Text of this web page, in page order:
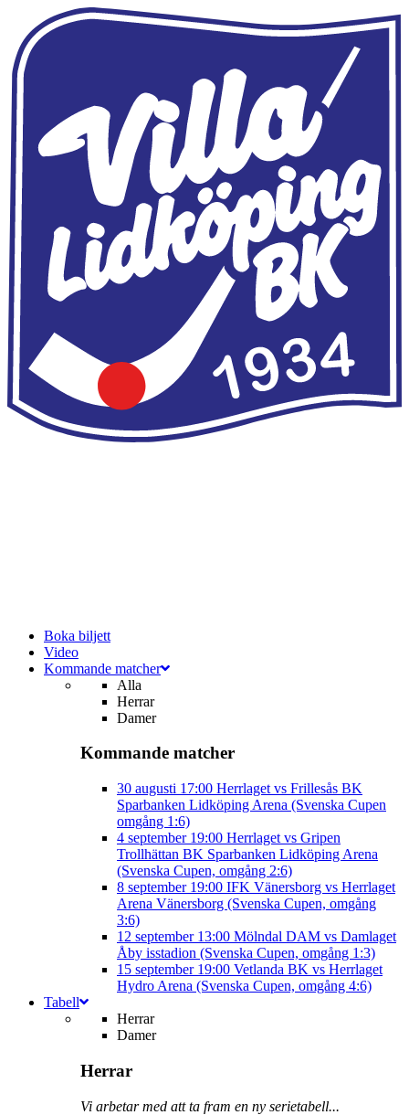
Boka biljett
Video
Kommande matcher
Alla
Herrar
Damer
Kommande matcher
30 augusti 17:00 Herrlaget vs Frillesås BK
Sparbanken Lidköping Arena (Svenska Cupen
omgång 1:6)
4 september 19:00 Herrlaget vs Gripen
Trollhättan BK Sparbanken Lidköping Arena
(Svenska Cupen, omgång 2:6)
8 september 19:00 IFK Vänersborg vs Herrlaget
Arena Vänersborg (Svenska Cupen, omgång
3:6)
12 september 13:00 Mölndal DAM vs Damlaget
Åby isstadion (Svenska Cupen, omgång 1:3)
15 september 19:00 Vetlanda BK vs Herrlaget
Hydro Arena (Svenska Cupen, omgång 4:6)
Tabell
Herrar
Damer
Herrar
Vi arbetar med att ta fram en ny serietabell...